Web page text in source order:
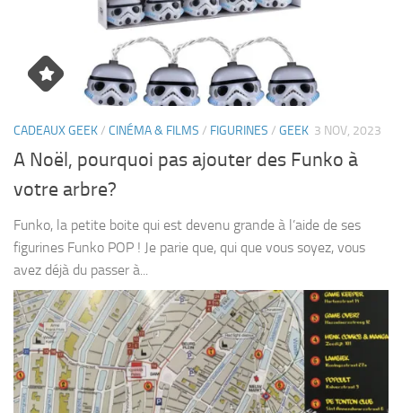
CADEAUX GEEK/ CINÉMA & FILMS / FIGURINES / GEEK 3 NOV, 2023
A Noël, pourquoi pas ajouter des Funko à
votre arbre?
Funko, la petite boite qui est devenu grande à l’aide de ses
figurines Funko POP ! Je parie que, qui que vous soyez, vous
avez déjà du passer à...